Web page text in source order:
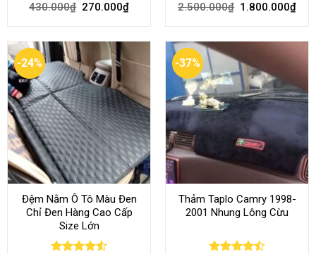
Rated
430.000₫ 270.000₫ Rated 4.51
2.500.000₫ 1.800.000₫
-24%
Đệm Nằm Ô Tô Màu Đen
Chỉ Đen Hàng Cao Cấp
Size Lớn
-37%
Thảm Taplo Camry 1998-
2001 Nhung Lông Cừu